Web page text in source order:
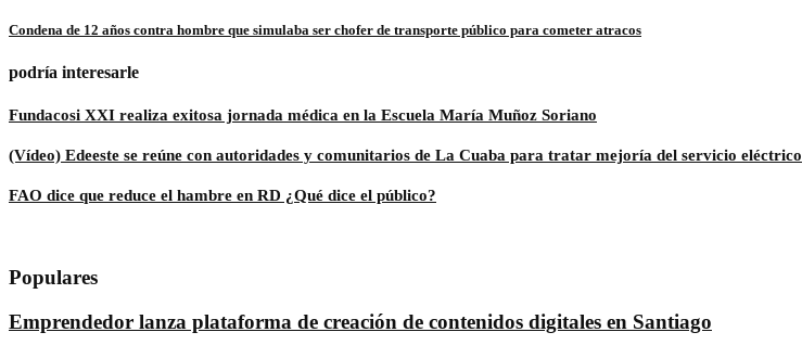
Condena de 12 años contra hombre que simulaba ser chofer de transporte público para cometer atracos
podría interesarle
Fundacosi XXI realiza exitosa jornada médica en la Escuela María Muñoz Soriano
(Vídeo) Edeeste se reúne con autoridades y comunitarios de La Cuaba para tratar mejoría del servicio eléctrico
FAO dice que reduce el hambre en RD ¿Qué dice el público?
Populares
Emprendedor lanza plataforma de creación de contenidos digitales en Santiago